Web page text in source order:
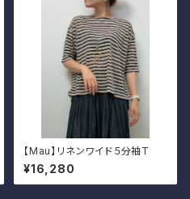
【Mau】リネンワイド５分袖T
¥16,280